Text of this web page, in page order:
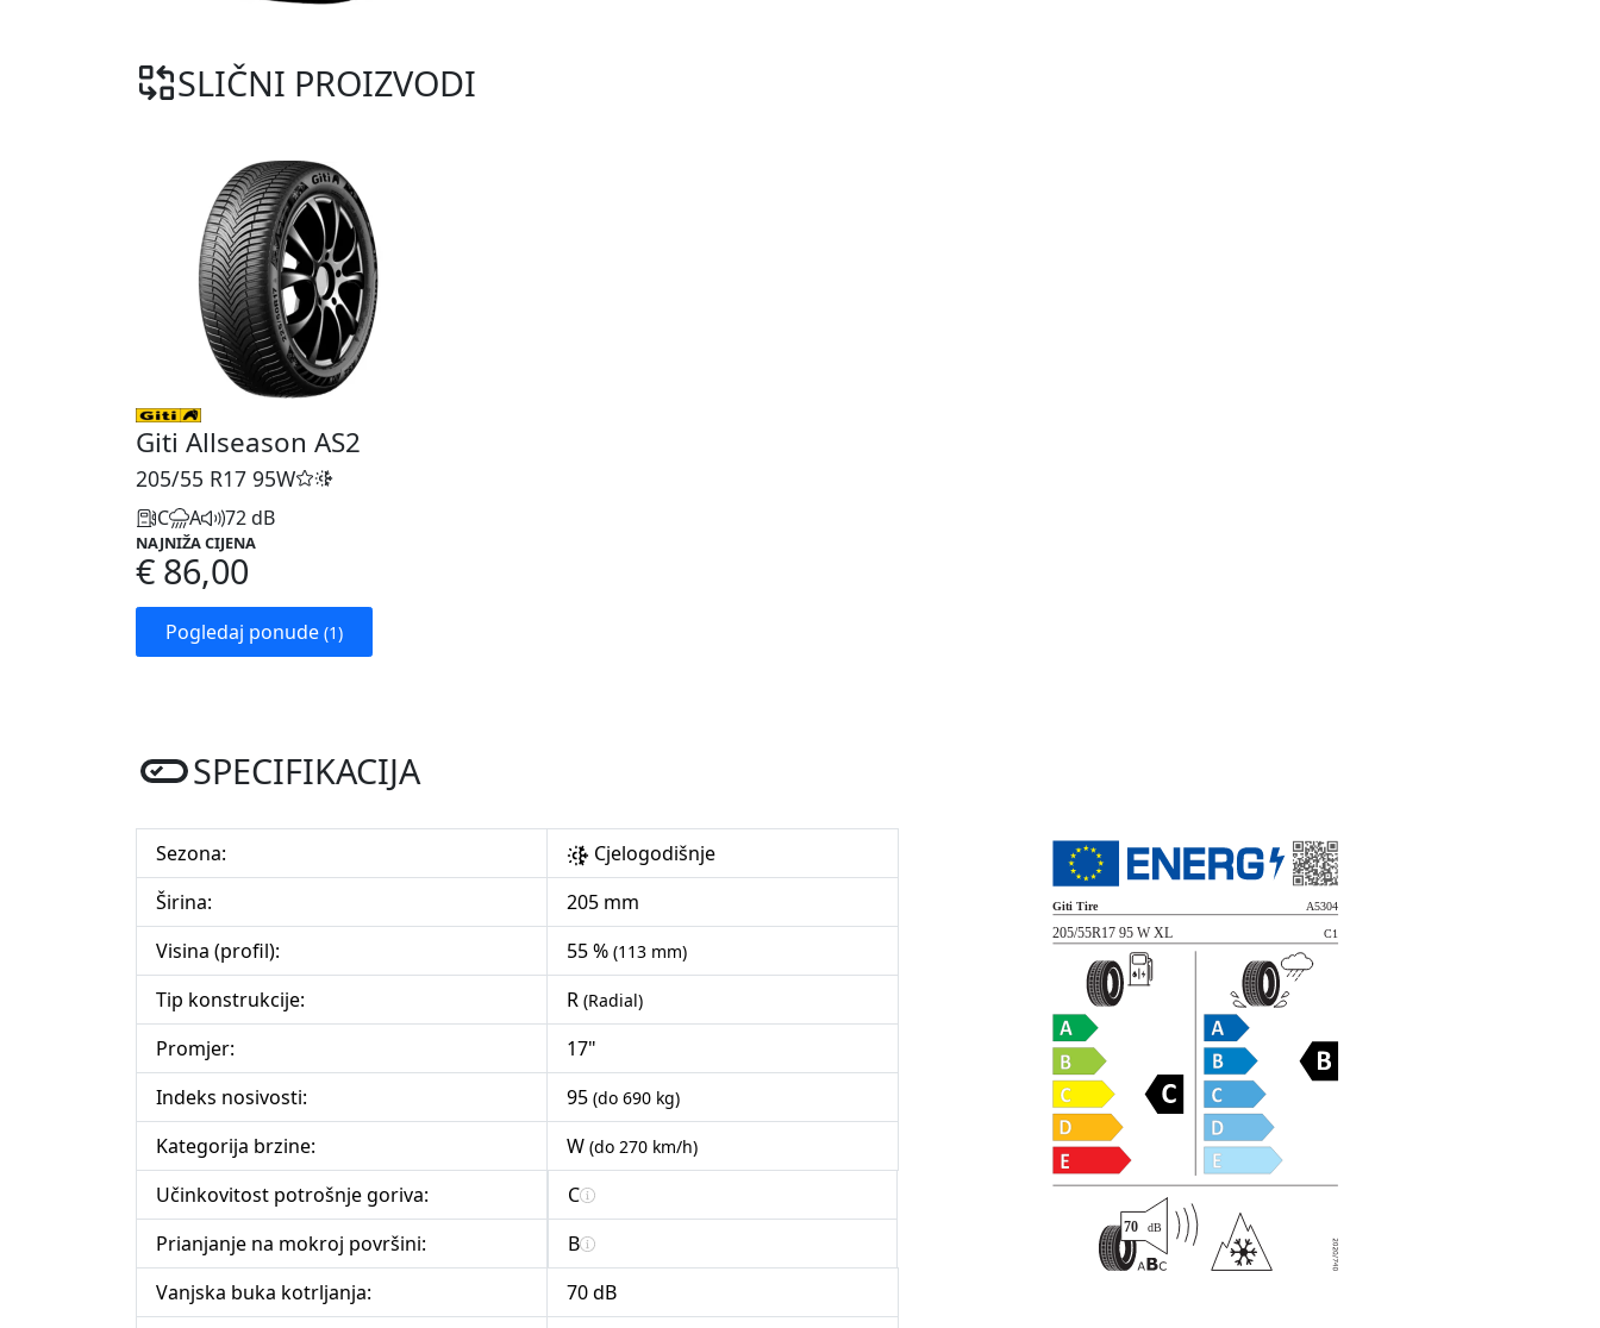
SLIČNI PROIZVODI
Giti Allseason AS2
205/55 R17 95W
C A 72 dB
NAJNIŽA CIJENA
€ 86,00
Pogledaj ponude (1)
SPECIFIKACIJA
Sezona:
Cjelogodišnje
Širina:
205 mm
Visina (profil):
55 % (113 mm)
Tip konstrukcije: R (Radial)
Promjer:
17"
Indeks nosivosti:
95 (do 690 kg)
Kategorija brzine: W (do 270 km/h)
Učinkovitost potrošnje goriva:
C
Prianjanje na mokroj površini:
B
Vanjska buka kotrljanja:
70 dB